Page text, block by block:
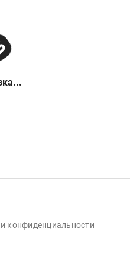
и конфиденциальности